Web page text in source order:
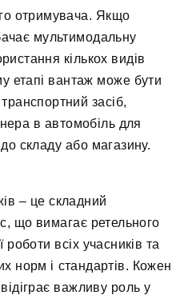
отримувача. Якщо
мультимодальну
кількох видів
етапі вантаж може бути
засіб,
в автомобіль для
складу або магазину.
– це складний
що вимагає ретельного
всіх учасників та
норм і стандартів. Кожен
важливу роль у